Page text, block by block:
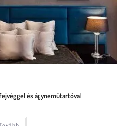
és ágyneműtartóval